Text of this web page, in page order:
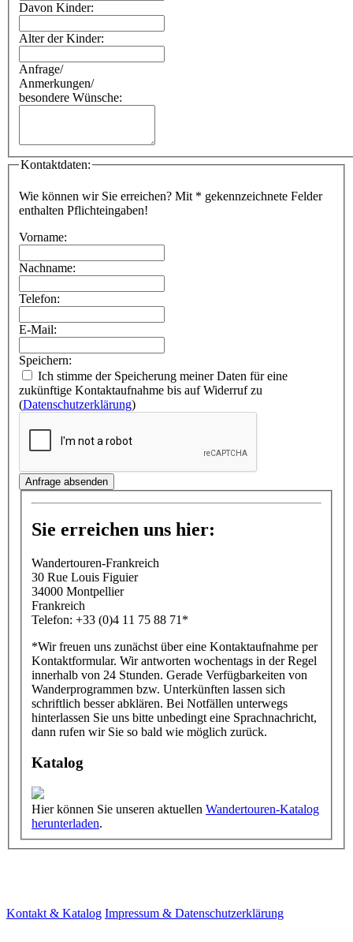
Davon Kinder:
Alter der Kinder:
Anfrage/
Anmerkungen/
besondere Wünsche:
Kontaktdaten:
Wie können wir Sie erreichen? Mit * gekennzeichnete Felder
enthalten Pflichteingaben!
Vorname:
Nachname:
Telefon:
E-Mail:
Speichern:
Ich stimme der Speicherung meiner Daten für eine
zukünftige Kontaktaufnahme bis auf Widerruf zu
(Datenschutzerklärung)
Anfrage absenden
Sie erreichen uns hier:
Wandertouren-Frankreich
30 Rue Louis Figuier
34000 Montpellier
Frankreich
Telefon: +33 (0)4 11 75 88 71*
*Wir freuen uns zunächst über eine Kontaktaufnahme per
Kontaktformular. Wir antworten wochentags in der Regel
innerhalb von 24 Stunden. Gerade Verfügbarkeiten von
Wanderprogrammen bzw. Unterkünften lassen sich
schriftlich besser abklären. Bei Notfällen unterwegs
hinterlassen Sie uns bitte unbedingt eine Sprachnachricht,
dann rufen wir Sie so bald wie möglich zurück.
Katalog
Hier können Sie unseren aktuellen Wandertouren-Katalog
herunterladen.
Kontakt & Katalog Impressum & Datenschutzerklärung